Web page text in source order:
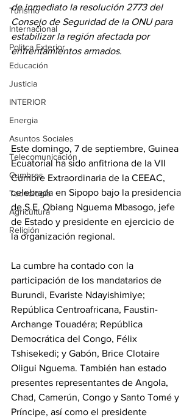
Turismo
Internacional
Politca Exterior
Educación
Justicia
INTERIOR
Energia
Asuntos Sociales
Telecomunicación
Cumbres
Tecnología
Agricultura
Religión
de inmediato la resolución 2773 del
Consejo de Seguridad de la ONU para
estabilizar la región afectada por
enfrentamientos armados.
Este domingo, 7 de septiembre, Guinea
Ecuatorial ha sido anfitriona de la VII
Cumbre Extraordinaria de la CEEAC,
celebrada en Sipopo bajo la presidencia
de S.E. Obiang Nguema Mbasogo, jefe
de Estado y presidente en ejercicio de
la organización regional.
La cumbre ha contado con la
participación de los mandatarios de
Burundi, Evariste Ndayishimiye;
República Centroafricana, Faustin-
Archange Touadéra; República
Democrática del Congo, Félix
Tshisekedi; y Gabón, Brice Clotaire
Oligui Nguema. También han estado
presentes representantes de Angola,
Chad, Camerún, Congo y Santo Tomé y
Príncipe, así como el presidente